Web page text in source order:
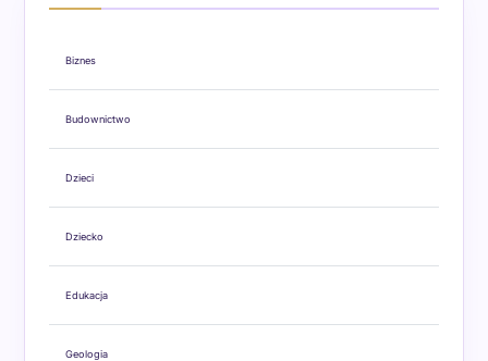
Biznes
Budownictwo
Dzieci
Dziecko
Edukacja
Geologia